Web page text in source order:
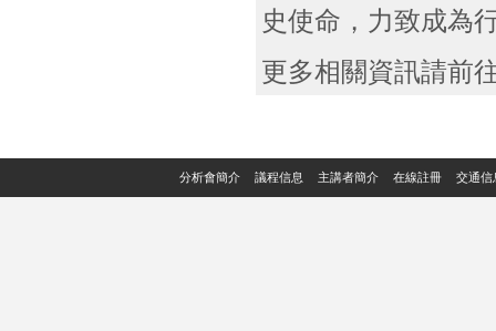
史使命，力致成為
更多相關資訊請前
分析會簡介 議程信息 主講者簡介 在線註冊 交通信